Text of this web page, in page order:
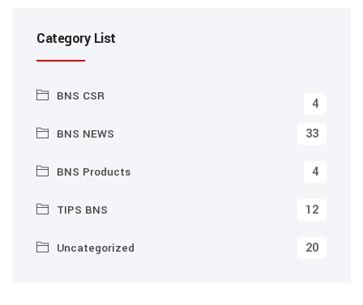
Category List
BNS CSR 4
BNS NEWS 33
BNS Products 4
TIPS BNS 12
Uncategorized 20